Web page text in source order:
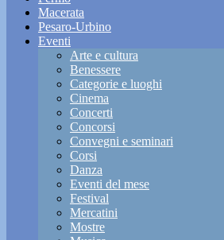
Macerata
Pesaro-Urbino
Eventi
Arte e cultura
Benessere
Categorie e luoghi
Cinema
Concerti
Concorsi
Convegni e seminari
Corsi
Danza
Eventi del mese
Festival
Mercatini
Mostre